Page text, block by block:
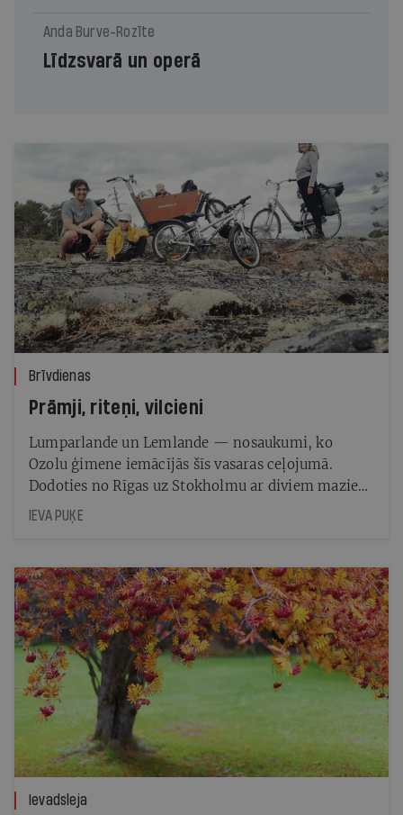
Anda Burve-Rozīte
Līdzsvarā un operā
Brīvdienas
Prāmji, riteņi, vilcieni
Lumparlande un Lemlande — nosaukumi, ko
Ozolu ģimene iemācījās šīs vasaras ceļojumā.
Dodoties no Rīgas uz Stokholmu ar diviem maziem
bērniem, viņiem nebija nekādas nojausmas, ka
nonāks Ālandu salās
IEVA PUĶE
Ievadsleja